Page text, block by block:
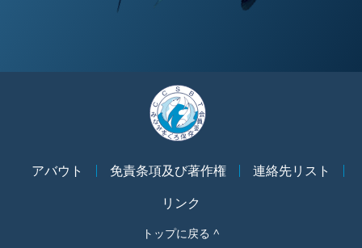
アバウト 免責条項及び著作権
連絡先リスト
リンク
トップに戻る ^